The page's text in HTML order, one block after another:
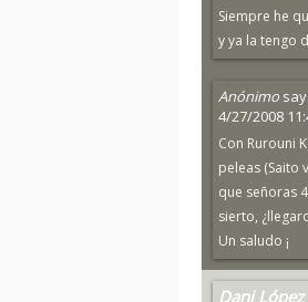
Siempre he
y ya la tengo
Anónimo
4/27/2008
Con Rurouni
peleas (Saito
que señoras
sierto,
Un saludo ¡
Dani López